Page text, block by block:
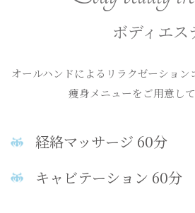
ボディエス
オールハンドによるリラクゼーション
痩身メニューをご用意して
経絡マッサージ 60分
キャビテーション 60分